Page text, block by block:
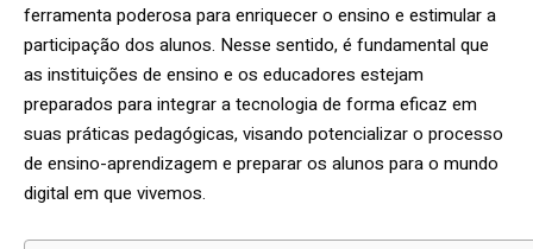
ferramenta poderosa para enriquecer o ensino e estimular a
participação dos alunos. Nesse sentido, é fundamental que
as instituições de ensino e os educadores estejam
preparados para integrar a tecnologia de forma eficaz em
suas práticas pedagógicas, visando potencializar o processo
de ensino-aprendizagem e preparar os alunos para o mundo
digital em que vivemos.